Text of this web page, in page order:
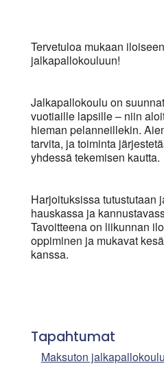
Tervetuloa mukaan
jalkapallokouluun!
Jalkapallokoulu on
vuotiaille lapsille – niin
hieman pelanneillekin.
tarvita, ja toiminta
yhdessä tekemisen kautta.
Harjoituksissa tutustutaan
hauskassa ja
Tavoitteena on liikunnan
oppiminen ja mukavat
kanssa.
Tapahtumat
Maksuton jalkapallokoulu